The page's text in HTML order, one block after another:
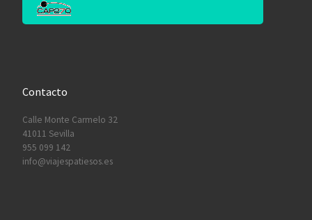
Contacto
Calle Monte Carmelo 32
41011 Sevilla
955 099 142
info@viajespatiesos.es